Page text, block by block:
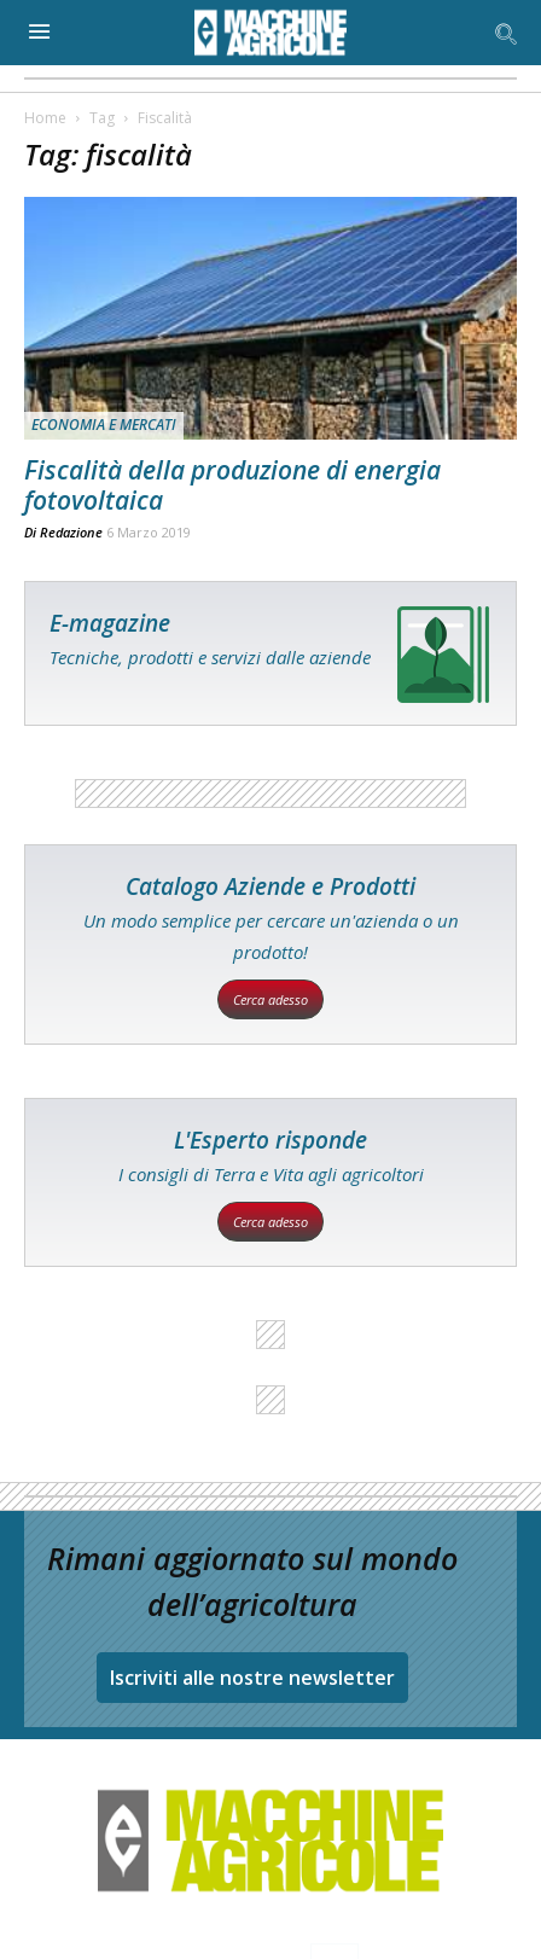
Home Tag Fiscalità
Tag: fiscalità
ECONOMIA E MERCATI
Fiscalità della produzione di energia
fotovoltaica
Di Redazione 6 Marzo 2019
E-magazine
Tecniche, prodotti e servizi dalle aziende
Catalogo Aziende e Prodotti
Un modo semplice per cercare un'azienda o un
prodotto!
Cerca adesso
L'Esperto risponde
I consigli di Terra e Vita agli agricoltori
Cerca adesso
Rimani aggiornato sul mondo
dell’agricoltura
Iscriviti alle nostre newsletter